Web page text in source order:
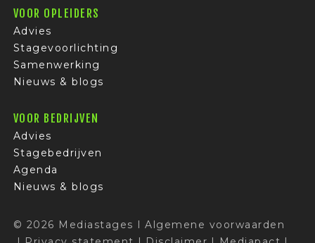
VOOR OPLEIDERS
Advies
Stagevoorlichting
Samenwerking
Nieuws & blogs
VOOR BEDRIJVEN
Advies
Stagebedrijven
Agenda
Nieuws & blogs
© 2026 Mediastages I Algemene voorwaarden